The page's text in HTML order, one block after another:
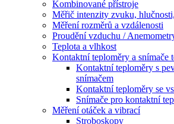
Kombinované přístroje
Měřič intenzity zvuku,
Měření rozměrů a vzdálenosti
Proudění vzduchu /
Teplota a vlhkost
Kontaktní teploměry a snímače
Kontaktní teploměry s
snímačem
Kontaktní teploměry se
Snímače pro kontaktní
Měření otáček a vibrací
Stroboskopy